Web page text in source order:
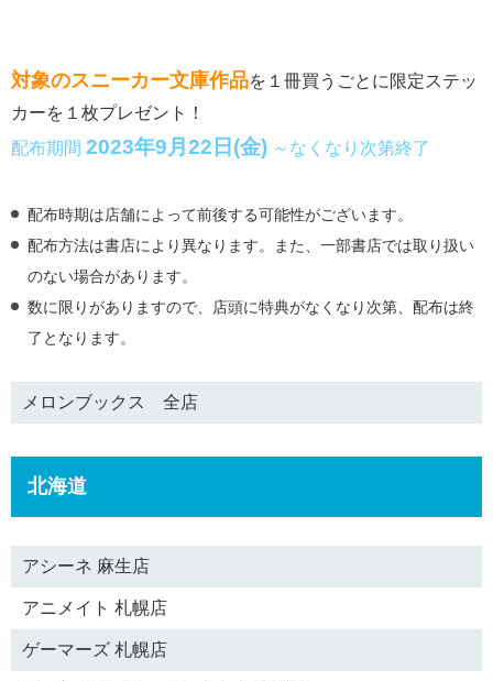
対象のスニーカー文庫作品を１冊買うごとに限定ステッ
カーを１枚プレゼント！
配布期間 2023年9月22日(金) ～なくなり次第終了
配布時期は店舗によって前後する可能性がございます。
配布方法は書店により異なります。また、一部書店では取り扱い
のない場合があります。
数に限りがありますので、店頭に特典がなくなり次第、配布は終
了となります。
メロンブックス 全店
北海道
アシーネ 麻生店
アニメイト 札幌店
ゲーマーズ 札幌店